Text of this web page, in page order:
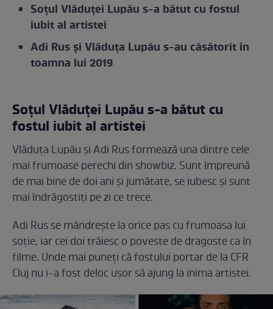
Soțul Vlăduței Lupău s-a bătut cu fostul
iubit al artistei
Adi Rus și Vlăduța Lupău s-au căsătorit în
toamna lui 2019
Soțul Vlăduței Lupău s-a bătut cu
fostul iubit al artistei
Vlăduța Lupău și Adi Rus formează una dintre cele
mai frumoase perechi din showbiz. Sunt împreună
de mai bine de doi ani și jumătate, se iubesc și sunt
mai îndrăgostiți pe zi ce trece.
Adi Rus se mândrește la orice pas cu frumoasa lui
soție, iar cei doi trăiesc o poveste de dragoste ca în
filme. Unde mai puneți că fostului portar de la CFR
Cluj nu i-a fost deloc ușor să ajung la inima artistei.